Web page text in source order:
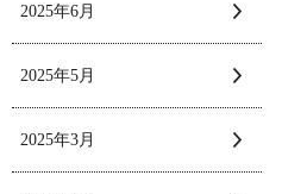
2025年6月
2025年5月
2025年3月